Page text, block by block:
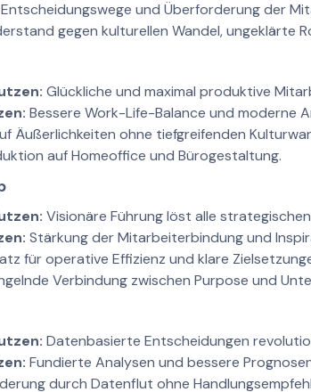
und Überforderung der
gegen kulturellen Wandel, ungeklärte
Glückliche und maximal produktive
Bessere Work-Life-Balance und moderne
Äußerlichkeiten ohne tiefgreifenden
auf Homeoffice und Bürogestaltung.
Visionäre Führung löst alle
Stärkung der Mitarbeiterbindung und
für operative Effizienz und klare
Verbindung zwischen Purpose und
Datenbasierte Entscheidungen
Fundierte Analysen und bessere
durch Datenflut ohne